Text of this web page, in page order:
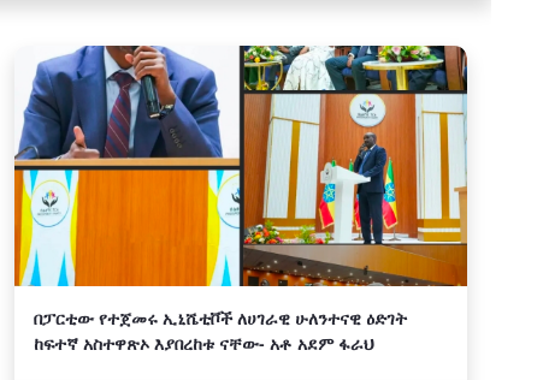
በፓርቲው የተጀመሩ ኢኒሼቲቮች ለሀገራዊ ሁለንተናዊ ዕድገት
ከፍተኛ አስተዋጽኦ እያበረከቱ ናቸው- አቶ አደም ፋራህ